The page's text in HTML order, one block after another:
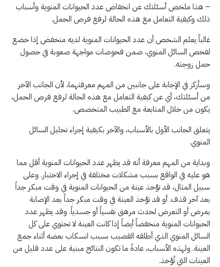
– هذا ملخص أسئلتك عن انخفاض عدد الحيوانات المنوية وأسباب
ذلك وكيفية التعامل مع هذه الحالة لرفع فرص الحمل.
غالباً يعلم الشخص أن عدد الحيوانات المنوية لديه منخفض إذا خضع
لفحص السائل المنوي، ضمن فحوصات مواجهة صعوبة في حصول
حمل زوجته.
وسأركز في الإجابة على جانبين من المهم معرفتهما، لأن الجانب الآخر
من أسئلتك، أي عن كيفية التعامل مع هذه الحالة لرفع فرص الحمل،
يكون من خلال المتابعة مع الطبيب المتخصص.
يتعلق الجانب الأول بالأسباب، والآخر بكيفية إجراء تحليل السائل
المنوي.
وبداية من المهم معرفة أنه قد يظهر عدد الحيوانات المنوية أقل مما
هو عليه في الواقع بسبب مشكلات مختلفة في إجراء الاختبار. وعلى
سبيل المثال، قد تؤخذ عينة من الحيوانات المنوية في وقت مبكر جداً
بعد آخر قذف. أو قد تؤخذ العينة في وقت مبكر جداً بعد الإصابة
بمرض أو التعرض لحدث مرهق نفسياً أو جسدياً. وقد يظهر عدد
الحيوانات المنوية منخفضاً أيضاً إذا كانت العينة لا تحتوي على كل
السائل المنوي الذي أطلقه القضيب بسبب انسكاب بعضه أثناء جمع
العينة. ولهذه الأسباب، عادةً ما تكون النتائج مبنية على عدد قليل من
العينات التي تُؤخذ.